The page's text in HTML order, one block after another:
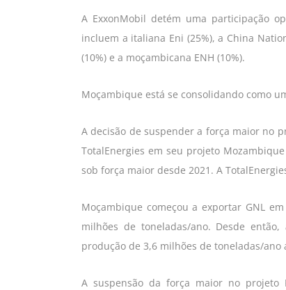
A ExxonMobil detém uma participação
incluem a italiana Eni (25%), a China
(10%) e a moçambicana ENH (10%).
Moçambique está se consolidando como
A decisão de suspender a força maior no
TotalEnergies em seu projeto
sob força maior desde 2021. A
Moçambique começou a exportar GNL
milhões de toneladas/ano. Desde
produção de 3,6 milhões de toneladas/ano
A suspensão da força maior no projeto